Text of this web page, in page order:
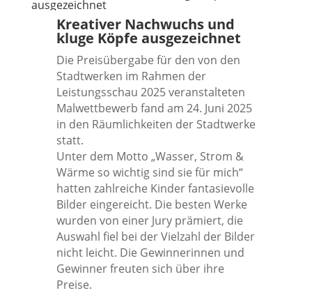
ausgezeichnet
Kreativer Nachwuchs und
kluge Köpfe ausgezeichnet
Die Preisübergabe für den von den
Stadtwerken im Rahmen der
Leistungsschau 2025 veranstalteten
Malwettbewerb fand am 24. Juni 2025
in den Räumlichkeiten der Stadtwerke
statt.
Unter dem Motto „Wasser, Strom &
Wärme so wichtig sind sie für mich“
hatten zahlreiche Kinder fantasievolle
Bilder eingereicht. Die besten Werke
wurden von einer Jury prämiert, die
Auswahl fiel bei der Vielzahl der Bilder
nicht leicht. Die Gewinnerinnen und
Gewinner freuten sich über ihre
Preise.